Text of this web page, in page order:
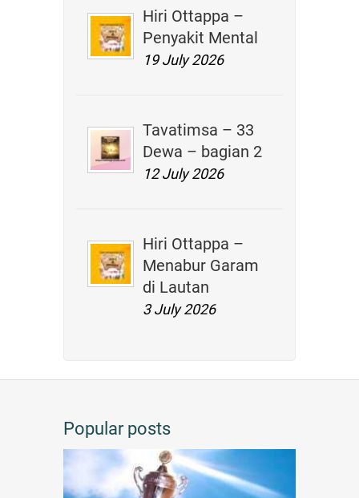
Hiri Ottappa –
Penyakit Mental
19 July 2026
Tavatimsa – 33
Dewa – bagian 2
12 July 2026
Hiri Ottappa –
Menabur Garam
di Lautan
3 July 2026
Popular posts